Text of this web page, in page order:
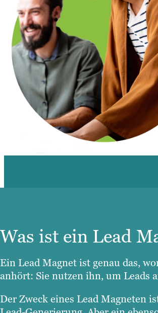
Was ist ein Lead
Ein Lead Magnet ist genau das,
anhört: Sie nutzen ihn, um Leads
Der Zweck eines Lead Magneten